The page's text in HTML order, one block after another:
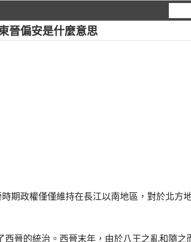
晉偏安是什麼意思
期政權僅僅維持在長江以南地區，對於北方
晉的統治。西晉末年，由於八王之亂和隨之